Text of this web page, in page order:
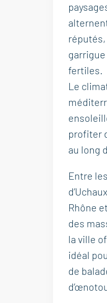
fertiles.
Le
profiter
au long
Entre
Rhône
des
la ville
idéal
de